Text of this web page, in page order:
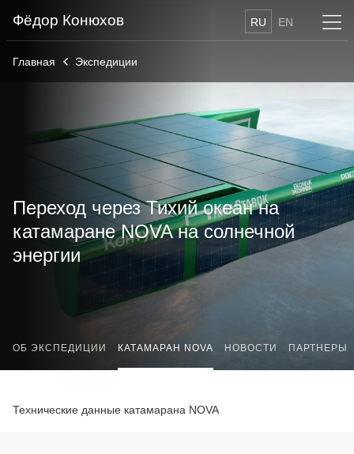
Фёдор Конюхов RU EN
Главная Экспедиции
Переход через Тихий океан на
катамаране NOVA на солнечной
энергии
ОБ ЭКСПЕДИЦИИ КАТАМАРАН NOVA НОВОСТИ ПАРТНЕРЫ
Технические данные катамарана NOVA